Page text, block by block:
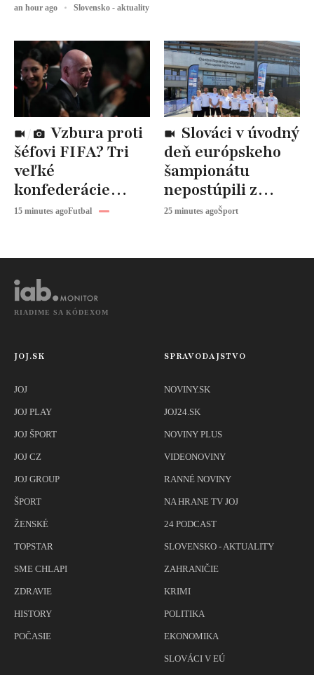
šéfovi FIFA? Tri
veľké
konfederácie
poslali Infantinovi
15 minutes agoFutbal
deň európskeho
šampionátu
nepostúpili z
rozplavieb
25 minutes agoŠport
an hour ago Slovensko - aktuality
RIADIME SA KÓDEXOM
JOJ.SK
JOJ
JOJ PLAY
JOJ ŠPORT
JOJ CZ
JOJ GROUP
ŠPORT
ŽENSKÉ
TOPSTAR
SME CHLAPI
ZDRAVIE
HISTORY
POČASIE
SPRAVODAJSTVO
NOVINY.SK
JOJ24.SK
NOVINY PLUS
VIDEONOVINY
RANNÉ NOVINY
NA HRANE TV JOJ
24 PODCAST
SLOVENSKO - AKTUALITY
ZAHRANIČIE
KRIMI
POLITIKA
EKONOMIKA
SLOVÁCI V EÚ